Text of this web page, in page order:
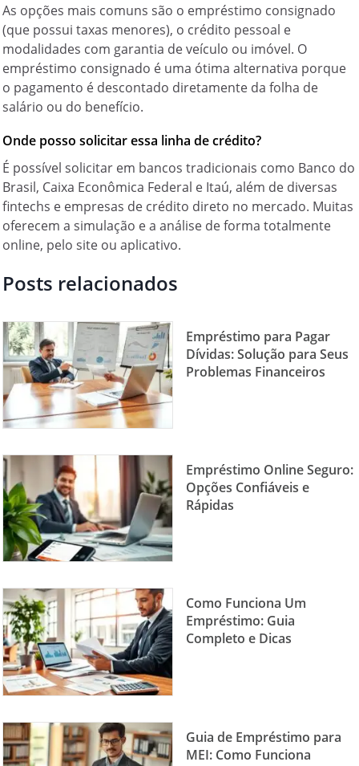
As opções mais comuns são o empréstimo consignado
(que possui taxas menores), o crédito pessoal e
modalidades com garantia de veículo ou imóvel. O
empréstimo consignado é uma ótima alternativa porque
o pagamento é descontado diretamente da folha de
salário ou do benefício.
Onde posso solicitar essa linha de crédito?
É possível solicitar em bancos tradicionais como Banco do
Brasil, Caixa Econômica Federal e Itaú, além de diversas
fintechs e empresas de crédito direto no mercado. Muitas
oferecem a simulação e a análise de forma totalmente
online, pelo site ou aplicativo.
Posts relacionados
Empréstimo para Pagar
Dívidas: Solução para Seus
Problemas Financeiros
Empréstimo Online Seguro:
Opções Confiáveis e
Rápidas
Como Funciona Um
Empréstimo: Guia
Completo e Dicas
Guia de Empréstimo para
MEI: Como Funciona